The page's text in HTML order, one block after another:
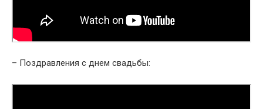
– Поздравления с днем ​​свадьбы: